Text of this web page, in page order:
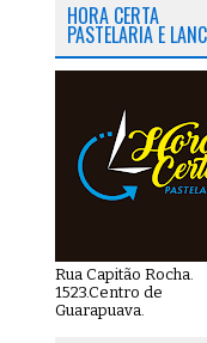
HORA CERTA
PASTELARIA E
Rua Capitão Rocha.
1523.Centro de
Guarapuava.